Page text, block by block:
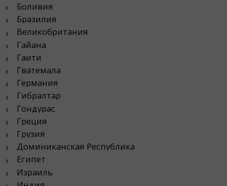
Боливия
Бразилия
Великобритания
Гайана
Гаити
Гватемала
Германия
Гибралтар
Гондурас
Греция
Грузия
Доминиканская Республика
Египет
Израиль